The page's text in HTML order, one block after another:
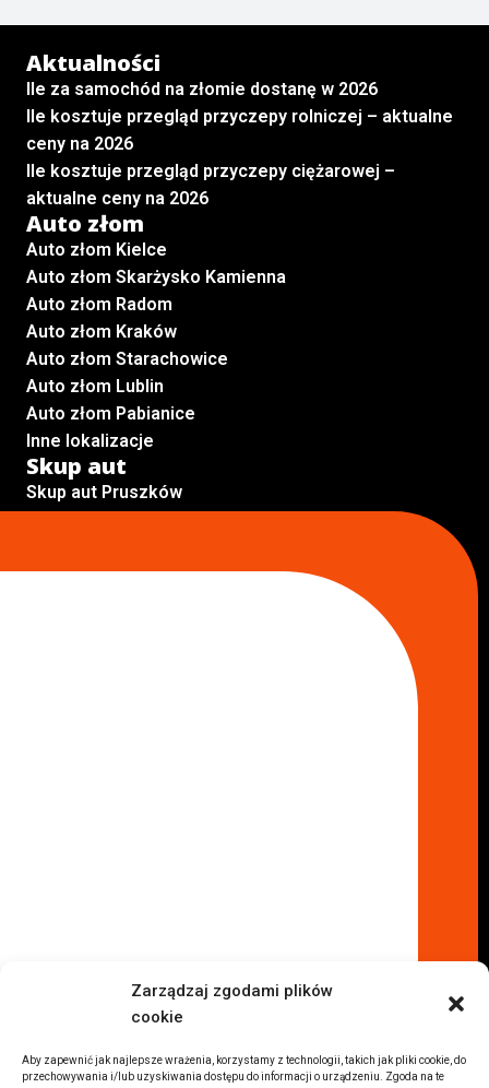
Zarządzaj zgodami plików
cookie
Aby zapewnić jak najlepsze wrażenia, korzystamy z technologii, takich jak pliki cookie, do
przechowywania i/lub uzyskiwania dostępu do informacji o urządzeniu. Zgoda na te
Aktualności
Ile za samochód na złomie dostanę w 2026
Ile kosztuje przegląd przyczepy rolniczej – aktualne
ceny na 2026
Ile kosztuje przegląd przyczepy ciężarowej –
aktualne ceny na 2026
Auto złom
Auto złom Kielce
Auto złom Skarżysko Kamienna
Auto złom Radom
Auto złom Kraków
Auto złom Starachowice
Auto złom Lublin
Auto złom Pabianice
Inne lokalizacje
Skup aut
Skup aut Pruszków
Skup aut Radom
Inne Lokalizacje
Auta z USA Rzeszów